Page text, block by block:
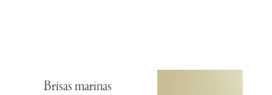
Brisas marinas